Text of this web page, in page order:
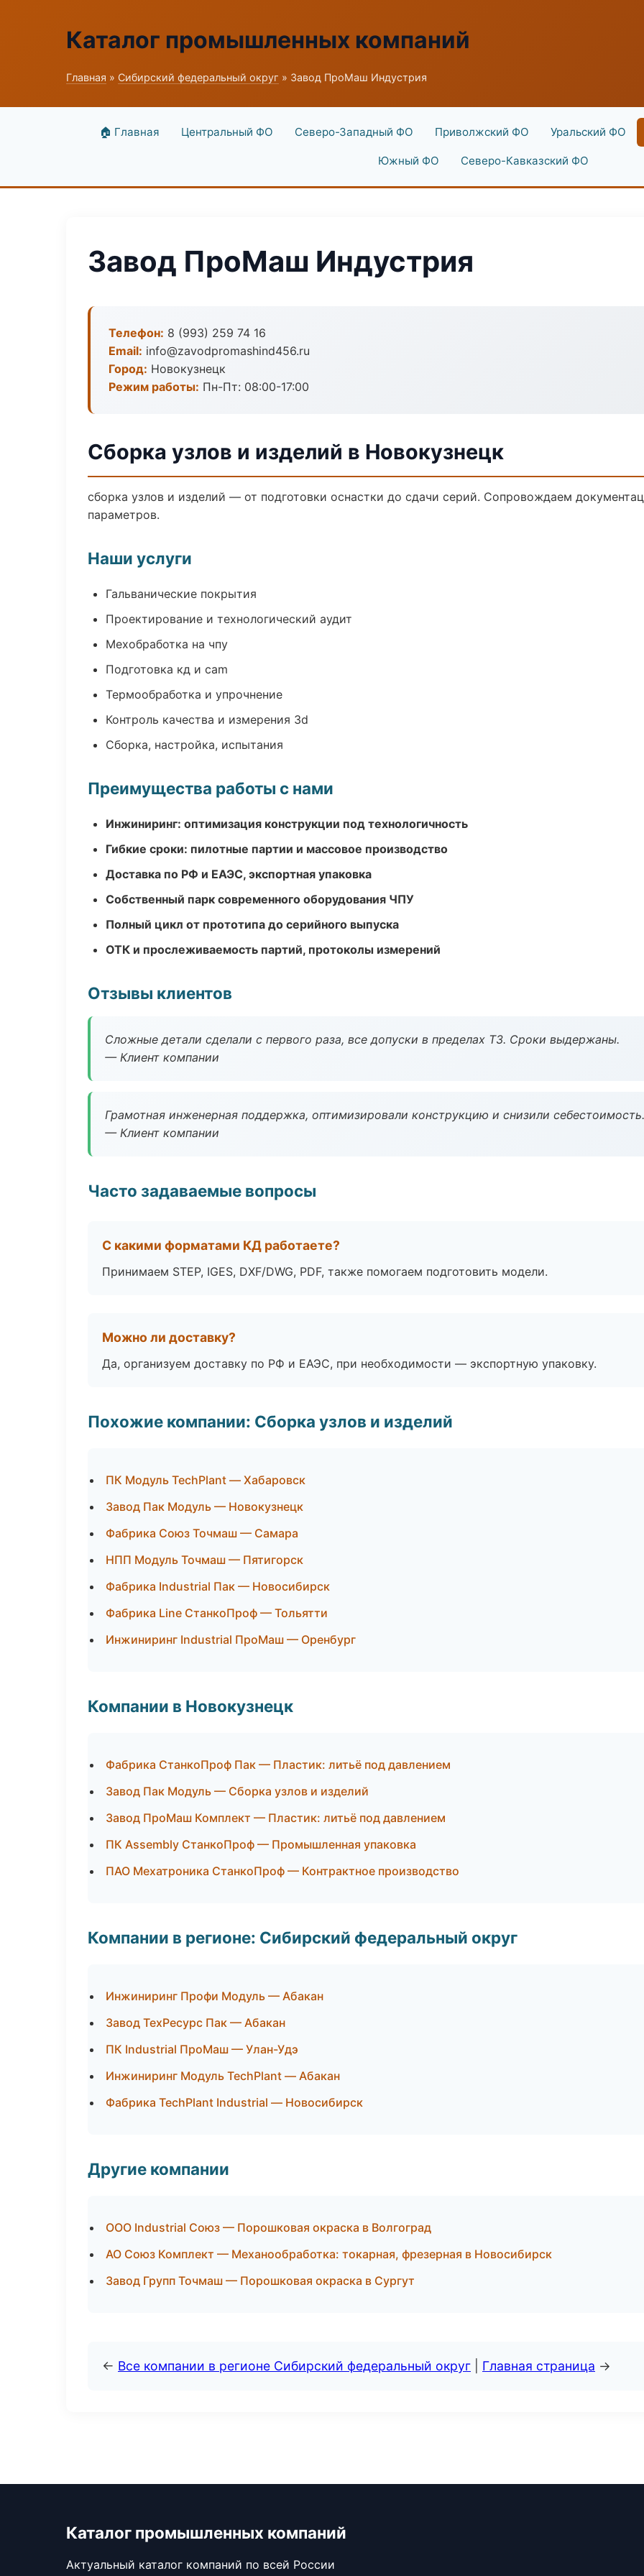
Каталог промышленных компаний
Главная » Сибирский федеральный округ » Завод ПроМаш Индустрия
🏠 Главная Центральный ФО Северо-Западный ФО Приволжский ФО Уральский ФО
Южный ФО Северо-Кавказский ФО
Завод ПроМаш Индустрия
Телефон: 8 (993) 259 74 16
Email: info@zavodpromashind456.ru
Город: Новокузнецк
Режим работы: Пн-Пт: 08:00-17:00
Сборка узлов и изделий в Новокузнецк
сборка узлов и изделий — от подготовки оснастки до сдачи серий. Сопровождаем
параметров.
Наши услуги
Гальванические покрытия
Проектирование и технологический аудит
Мехобработка на чпу
Подготовка кд и cam
Термообработка и упрочнение
Контроль качества и измерения 3d
Сборка, настройка, испытания
Преимущества работы с нами
Инжиниринг: оптимизация конструкции под технологичность
Гибкие сроки: пилотные партии и массовое производство
Доставка по РФ и ЕАЭС, экспортная упаковка
Собственный парк современного оборудования ЧПУ
Полный цикл от прототипа до серийного выпуска
ОТК и прослеживаемость партий, протоколы измерений
Отзывы клиентов
Сложные детали сделали с первого раза, все допуски в пределах ТЗ. Сроки выдержаны.
— Клиент компании
Грамотная инженерная поддержка, оптимизировали конструкцию и снизили себестоимость.
— Клиент компании
Часто задаваемые вопросы
С какими форматами КД работаете?
Принимаем STEP, IGES, DXF/DWG, PDF, также помогаем подготовить модели.
Можно ли доставку?
Да, организуем доставку по РФ и ЕАЭС, при необходимости — экспортную упаковку.
Похожие компании: Сборка узлов и изделий
ПК Модуль TechPlant — Хабаровск
Завод Пак Модуль — Новокузнецк
Фабрика Союз Точмаш — Самара
НПП Модуль Точмаш — Пятигорск
Фабрика Industrial Пак — Новосибирск
Фабрика Line СтанкоПроф — Тольятти
Инжиниринг Industrial ПроМаш — Оренбург
Компании в Новокузнецк
Фабрика СтанкоПроф Пак — Пластик: литьё под давлением
Завод Пак Модуль — Сборка узлов и изделий
Завод ПроМаш Комплект — Пластик: литьё под давлением
ПК Assembly СтанкоПроф — Промышленная упаковка
ПАО Мехатроника СтанкоПроф — Контрактное производство
Компании в регионе: Сибирский федеральный округ
Инжиниринг Профи Модуль — Абакан
Завод ТехРесурс Пак — Абакан
ПК Industrial ПроМаш — Улан-Удэ
Инжиниринг Модуль TechPlant — Абакан
Фабрика TechPlant Industrial — Новосибирск
Другие компании
ООО Industrial Союз — Порошковая окраска в Волгоград
АО Союз Комплект — Механообработка: токарная, фрезерная в Новосибирск
Завод Групп Точмаш — Порошковая окраска в Сургут
← Все компании в регионе Сибирский федеральный округ Главная страница →
Каталог промышленных компаний
Актуальный каталог компаний по всей России